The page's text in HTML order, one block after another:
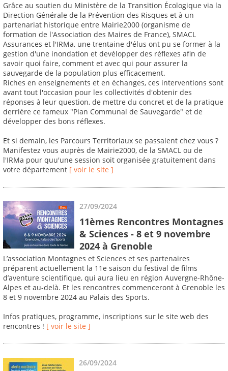
Grâce au soutien du Ministère de la Transition Écologique via la
Direction Générale de la Prévention des Risques et à un
partenariat historique entre Mairie2000 (organisme de
formation de l'Association des Maires de France), SMACL
Assurances et l'IRMa, une trentaine d'élus ont pu se former à la
gestion d'une inondation et devélopper des réflexes afin de
savoir quoi faire, comment et avec qui pour assurer la
sauvegarde de la population plus efficacement.
Riches en enseignements et en échanges, ces interventions sont
avant tout l'occasion pour les collectivités d'obtenir des
réponses à leur question, de mettre du concret et de la pratique
derrière ce fameux "Plan Communal de Sauvegarde" et de
développer des bons réflexes.
Et si demain, les Parcours Territoriaux se passaient chez vous ?
Manifestez vous auprès de Mairie2000, de la SMACL ou de
l'IRMa pour quu'une session soit organisée gratuitement dans
votre département [ voir le site ]
27/09/2024
11èmes Rencontres Montagnes
& Sciences - 8 et 9 novembre
2024 à Grenoble
L’association Montagnes et Sciences et ses partenaires
préparent actuellement la 11e saison du festival de films
d’aventure scientifique, qui aura lieu en région Auvergne-Rhône-
Alpes et au-delà. Et les rencontres commenceront à Grenoble les
8 et 9 novembre 2024 au Palais des Sports.
Infos pratiques, programme, inscriptions sur le site web des
rencontres ! [ voir le site ]
26/09/2024